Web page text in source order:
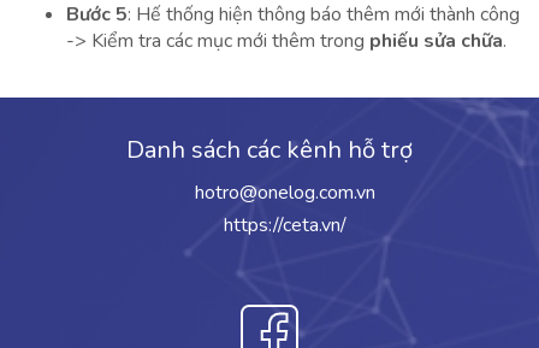
Bước 5: Hế thống hiện thông báo thêm mới thành công
-> Kiểm tra các mục mới thêm trong phiếu sửa chữa.
Danh sách các kênh hỗ trợ
hotro@onelog.com.vn
https://ceta.vn/